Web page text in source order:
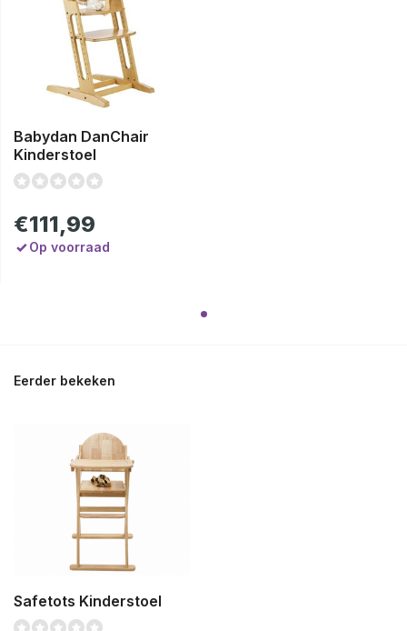
Babydan DanChair
Kinderstoel
€111,99
Op voorraad
Eerder bekeken
Safetots Kinderstoel